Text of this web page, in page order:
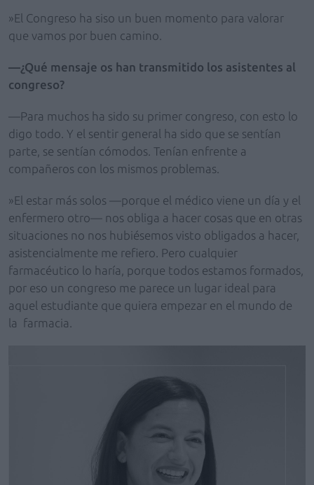
»El Congreso ha siso un buen momento para valorar
que vamos por buen camino.
—¿Qué mensaje os han transmitido los asistentes al
congreso?
—Para muchos ha sido su primer congreso, con esto lo
digo todo. Y el sentir general ha sido que se sentían
parte, se sentían cómodos. Tenían enfrente a
compañeros con los mismos problemas.
»El estar más solos —porque el médico viene un día y el
enfermero otro— nos obliga a hacer cosas que en otras
situaciones no nos hubiésemos visto obligados a hacer,
asistencialmente me refiero. Pero cualquier
farmacéutico lo haría, porque todos estamos formados,
por eso un congreso me parece un lugar ideal para
aquel estudiante que quiera empezar en el mundo de
la farmacia.